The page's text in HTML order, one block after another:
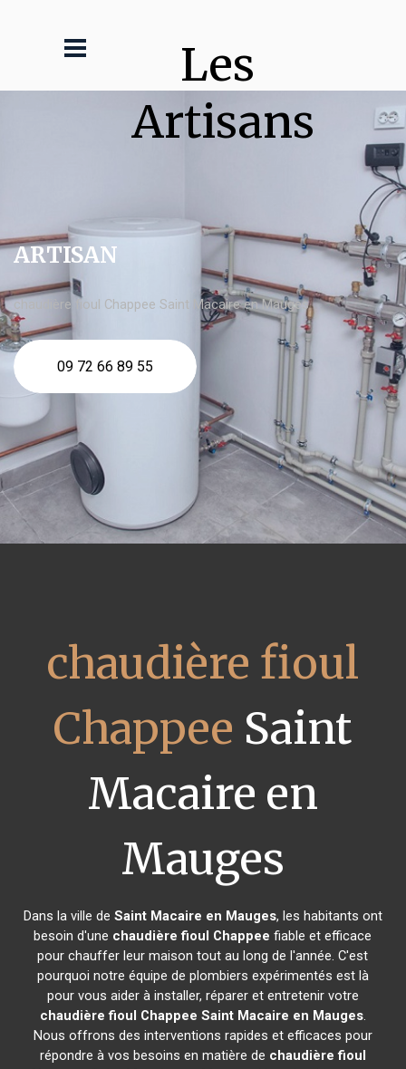
Les
Artisans
ARTISAN
chaudière fioul Chappee Saint Macaire en Mauges
09 72 66 89 55
chaudière fioul
Chappee Saint
Macaire en
Mauges
Dans la ville de Saint Macaire en Mauges, les habitants ont
besoin d'une chaudière fioul Chappee fiable et efficace
pour chauffer leur maison tout au long de l'année. C'est
pourquoi notre équipe de plombiers expérimentés est là
pour vous aider à installer, réparer et entretenir votre
chaudière fioul Chappee Saint Macaire en Mauges.
Nous offrons des interventions rapides et efficaces pour
répondre à vos besoins en matière de chaudière fioul